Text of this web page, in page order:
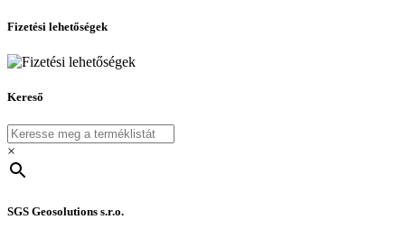
Fizetési lehetőségek
Kereső
×
SGS Geosolutions s.r.o.